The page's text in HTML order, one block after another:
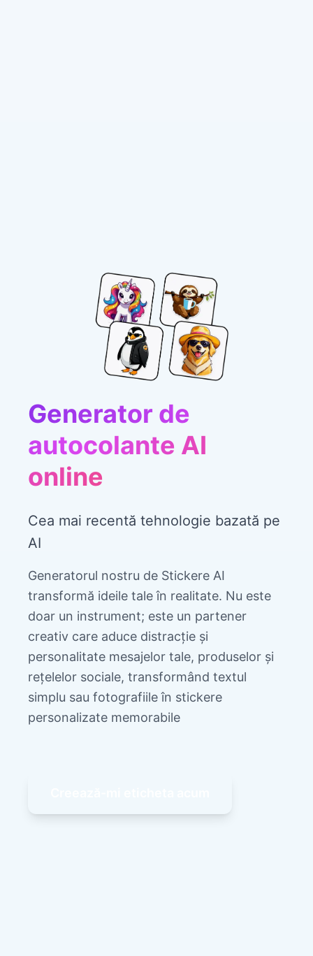
Generator de
autocolante AI
online
Cea mai recentă tehnologie bazată pe
AI
Generatorul nostru de Stickere AI
transformă ideile tale în realitate. Nu este
doar un instrument; este un partener
creativ care aduce distracție și
personalitate mesajelor tale, produselor și
rețelelor sociale, transformând textul
simplu sau fotografiile în stickere
personalizate memorabile